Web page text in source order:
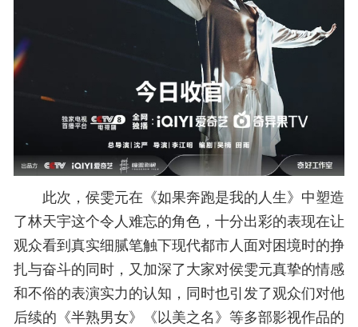
此次，侯雯元在《如果奔跑是我的人生》中塑造
了林天宇这个令人难忘的角色，十分出彩的表现在让
观众看到真实细腻笔触下现代都市人面对困境时的挣
扎与奋斗的同时，又加深了大家对侯雯元真挚的情感
和不俗的表演实力的认知，同时也引发了观众们对他
后续的《半熟男女》《以美之名》等多部影视作品的